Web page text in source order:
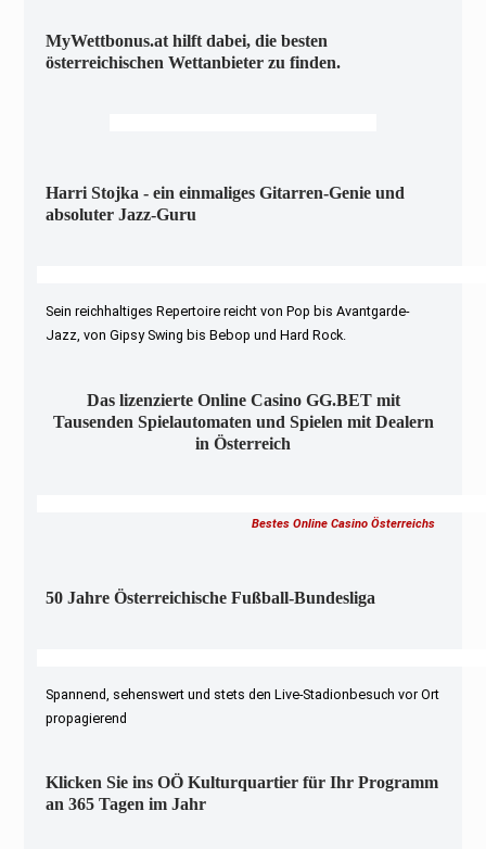
MyWettbonus.at hilft dabei, die besten
österreichischen Wettanbieter zu finden.
Harri Stojka - ein einmaliges Gitarren-Genie und
absoluter Jazz-Guru
Sein reichhaltiges Repertoire reicht von Pop bis Avantgarde-
Jazz, von Gipsy Swing bis Bebop und Hard Rock.
Das lizenzierte Online Casino GG.BET mit
Tausenden Spielautomaten und Spielen mit Dealern
in Österreich
Bestes Online Casino Österreichs
50 Jahre Österreichische Fußball-Bundesliga
Spannend, sehenswert und stets den Live-Stadionbesuch vor Ort
propagierend
Klicken Sie ins OÖ Kulturquartier für Ihr Programm
an 365 Tagen im Jahr